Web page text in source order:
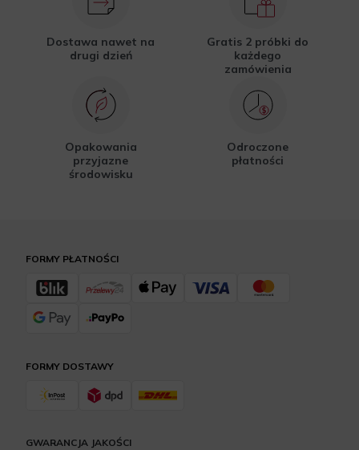
Dostawa nawet na
drugi dzień
Gratis 2 próbki do
każdego
zamówienia
Opakowania
przyjazne
środowisku
Odroczone
płatności
FORMY DOSTAWY
FORMY PŁATNOŚCI
GWARANCJA JAKOŚCI